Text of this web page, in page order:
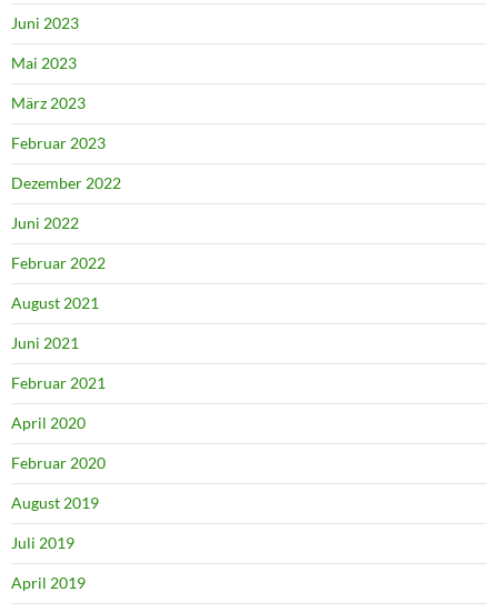
Juni 2023
Mai 2023
März 2023
Februar 2023
Dezember 2022
Juni 2022
Februar 2022
August 2021
Juni 2021
Februar 2021
April 2020
Februar 2020
August 2019
Juli 2019
April 2019